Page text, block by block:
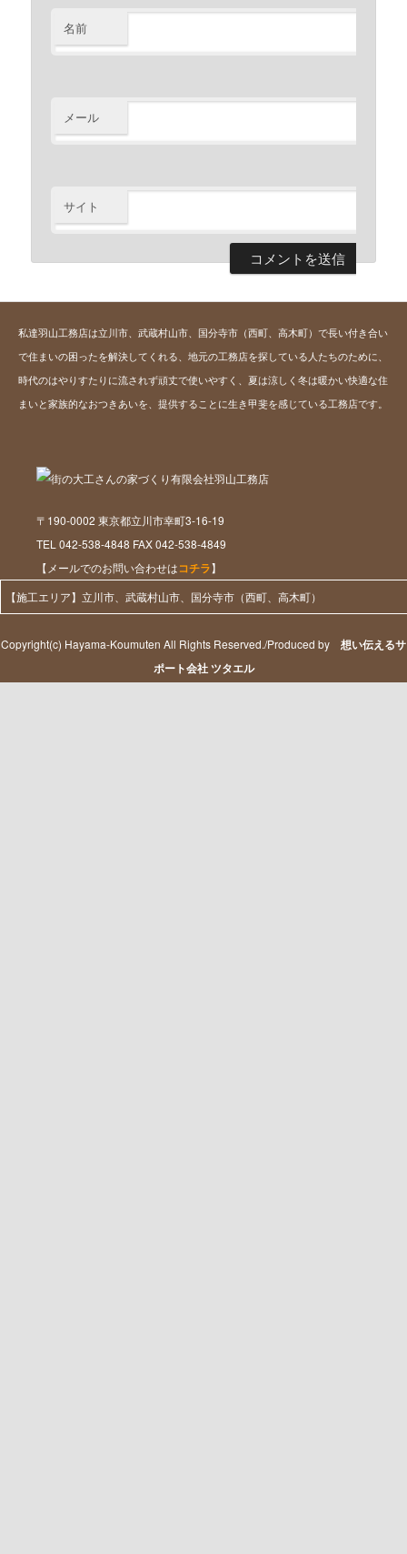
名前
メール
サイト
私達羽山工務店は立川市、武蔵村山市、国分寺市（西町、高木町）で長い付き合い
で住まいの困ったを解決してくれる、地元の工務店を探している人たちのために、
時代のはやりすたりに流されず頑丈で使いやすく、夏は涼しく冬は暖かい快適な住
まいと家族的なおつきあいを、提供することに生き甲斐を感じている工務店です。
〒190-0002 東京都立川市幸町3-16-19
TEL 042-538-4848 FAX 042-538-4849
【メールでのお問い合わせはコチラ】
【施工エリア】立川市、武蔵村山市、国分寺市（西町、高木町）
Copyright(c) Hayama-Koumuten All Rights Reserved./Produced by 想い伝えるサ
ポート会社 ツタエル